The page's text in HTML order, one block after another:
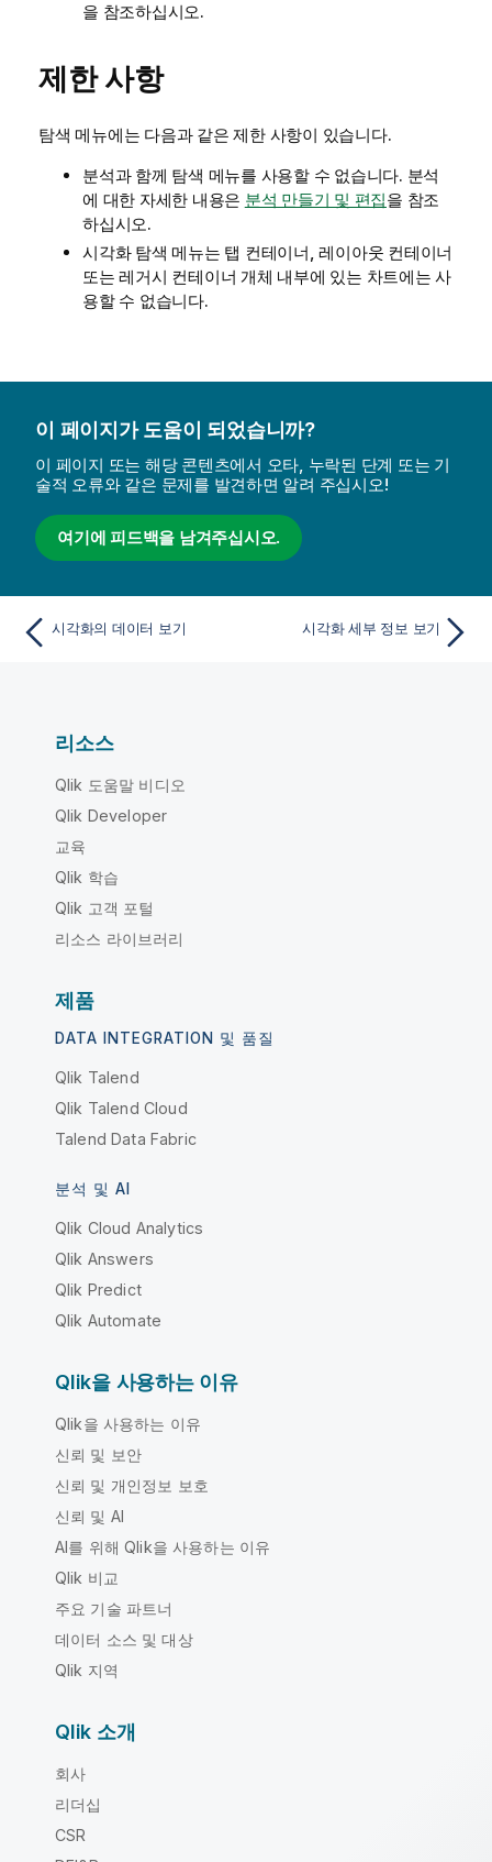
을 참조하십시오.
제한 사항
탐색 메뉴에는 다음과 같은 제한 사항이 있습니다.
분석과 함께 탐색 메뉴를 사용할 수 없습니다. 분석
에 대한 자세한 내용은 분석 만들기 및 편집을 참조
하십시오.
시각화 탐색 메뉴는 탭 컨테이너, 레이아웃 컨테이너
또는 레거시 컨테이너 개체 내부에 있는 차트에는 사
용할 수 없습니다.
이 페이지가 도움이 되었습니까?
이 페이지 또는 해당 콘텐츠에서 오타, 누락된 단계 또는 기
술적 오류와 같은 문제를 발견하면 알려 주십시오!
여기에 피드백을 남겨주십시오.
시각화의 데이터 보기 시각화 세부 정보 보기
리소스
Qlik 도움말 비디오
Qlik Developer
교육
Qlik 학습
Qlik 고객 포털
리소스 라이브러리
제품
DATA INTEGRATION 및 품질
Qlik Talend
Qlik Talend Cloud
Talend Data Fabric
분석 및 AI
Qlik Cloud Analytics
Qlik Answers
Qlik Predict
Qlik Automate
Qlik을 사용하는 이유
Qlik을 사용하는 이유
신뢰 및 보안
신뢰 및 개인정보 보호
신뢰 및 AI
AI를 위해 Qlik을 사용하는 이유
Qlik 비교
주요 기술 파트너
데이터 소스 및 대상
Qlik 지역
Qlik 소개
회사
리더십
CSR